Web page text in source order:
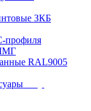
ЗКБ
профиля
RAL9005